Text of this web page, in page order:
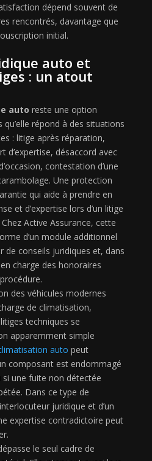
dépend souvent de
rencontrés, davantage que
initial.
auto et
: un atout
auto reste une option
répond à des situations
: litige après réparation,
d’expertise, désaccord avec
contestation d’une
Une protection
qui aide à prendre en
et d’expertise lors d’un litige
Active Assurance, cette
d’un module additionnel
de conseils juridiques et, dans
charge des honoraires
des véhicules modernes
de climatisation,
techniques se
apparemment simple
auto peut
composant est endommagé
si une fuite non détectée
Dans ce type de
juridique et d’un
expertise contradictoire peut
le seul cadre de